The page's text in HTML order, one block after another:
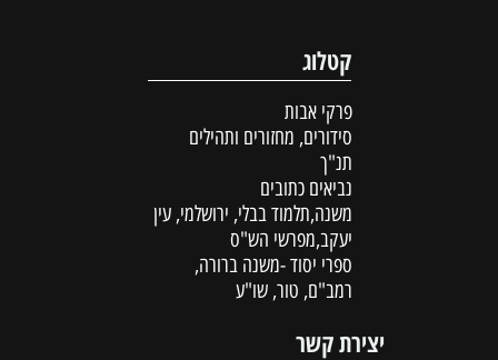
קטלוג
פרקי אבות
סידורים, מחזורים ותהילים
תנ"ך
נביאים כתובים
משנה,תלמוד בבלי, ירושלמי, עין
יעקב,מפרשי הש"ס
ספרי יסוד -משנה ברורה,
רמב"ם, טור, שו"ע
יצירת קשר